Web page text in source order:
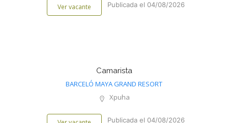
Ver vacante Publicada el 04/08/2026
Camarista
BARCELÓ MAYA GRAND RESORT
Xpuha
Publicada el 04/08/2026